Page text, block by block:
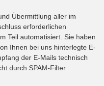
Übermittlung aller im
erforderlichen
Teil automatisiert. Sie haben
Ihnen bei uns hinterlegte E-
der E-Mails technisch
durch SPAM-Filter